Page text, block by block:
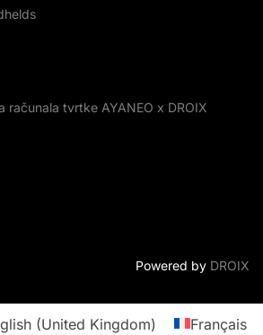
računala tvrtke AYANEO x DROIX
Powered by DROIX
(United Kingdom) Français